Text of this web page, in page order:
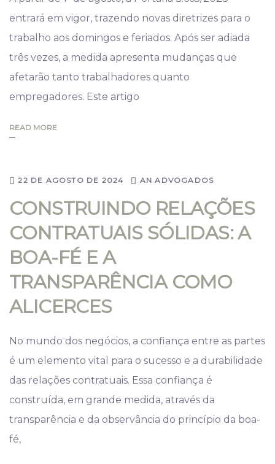
entrará em vigor, trazendo novas diretrizes para o
trabalho aos domingos e feriados. Após ser adiada
três vezes, a medida apresenta mudanças que
afetarão tanto trabalhadores quanto
empregadores. Este artigo
READ MORE
22 DE AGOSTO DE 2024 AN ADVOGADOS
CONSTRUINDO RELAÇÕES
CONTRATUAIS SÓLIDAS: A
BOA-FÉ E A
TRANSPARÊNCIA COMO
ALICERCES
No mundo dos negócios, a confiança entre as partes
é um elemento vital para o sucesso e a durabilidade
das relações contratuais. Essa confiança é
construída, em grande medida, através da
transparência e da observância do princípio da boa-
fé,